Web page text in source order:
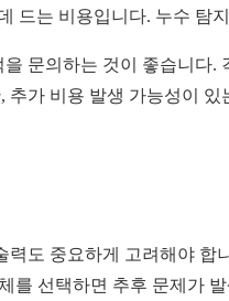
드는 비용입니다. 누수 탐
문의하는 것이 좋습니
가 비용 발생 가능성이
도 중요하게 고려해야
선택하면 추후 문제가